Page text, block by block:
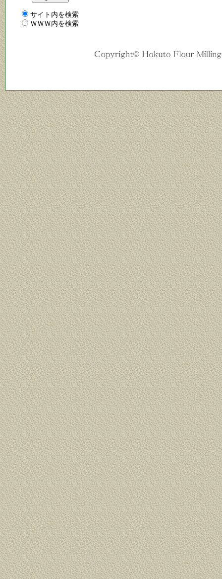
サイト内を検索
ＷＷＷ内を検索